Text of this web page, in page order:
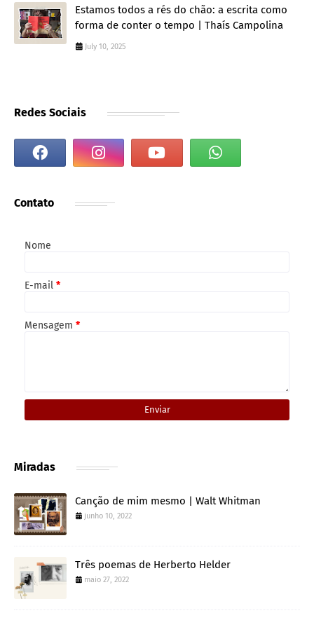
Estamos todos a rés do chão: a escrita como
forma de conter o tempo | Thaís Campolina
July 10, 2025
Redes Sociais
Contato
Nome
E-mail *
Mensagem *
Miradas
Canção de mim mesmo | Walt Whitman
junho 10, 2022
Três poemas de Herberto Helder
maio 27, 2022